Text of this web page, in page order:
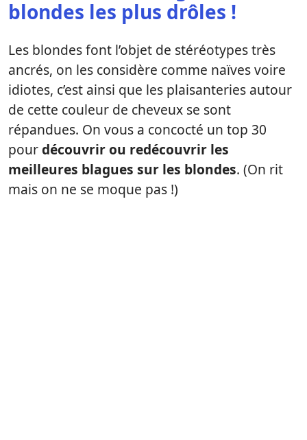
blondes les plus drôles !
Les blondes font l’objet de stéréotypes très
ancrés, on les considère comme naïves voire
idiotes, c’est ainsi que les plaisanteries autour
de cette couleur de cheveux se sont
répandues. On vous a concocté un top 30
pourdécouvrir ou redécouvrir les
meilleures blagues sur les blondes. (On rit
mais on ne se moque pas !)